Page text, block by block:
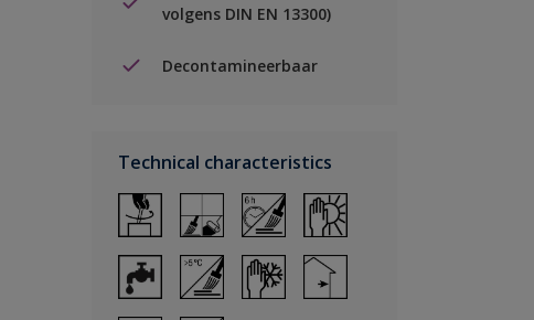
volgens DIN EN 13300)
Decontamineerbaar
Technical characteristics